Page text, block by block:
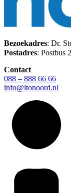
Bezoekadres: Dr.
Postadres: Postbus
Contact
088 – 888 66 66
info@ltonoord.nl